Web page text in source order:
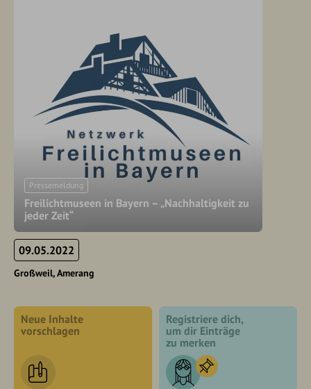
Pressemeldung
Freilichtmuseen in Bayern – „Nachhaltigkeit zu
jeder Zeit“
09.05.2022
Großweil Amerang
Neue Inhalte
vorschlagen
Registriere dich,
um dir Einträge
zu merken